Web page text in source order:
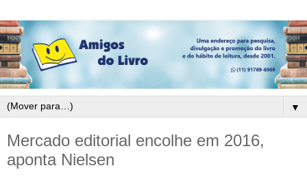
▼
Mercado editorial encolhe em 2016,
aponta Nielsen